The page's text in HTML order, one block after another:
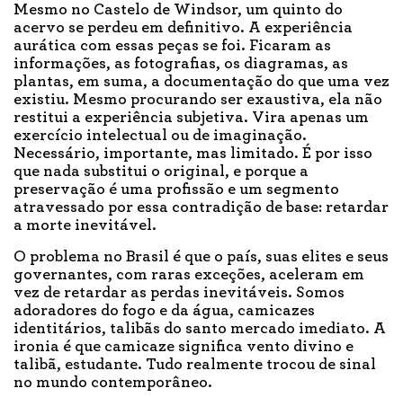
Mesmo no Castelo de Windsor, um quinto do
acervo se perdeu em definitivo. A experiência
aurática com essas peças se foi. Ficaram as
informações, as fotografias, os diagramas, as
plantas, em suma, a documentação do que uma vez
existiu. Mesmo procurando ser exaustiva, ela não
restitui a experiência subjetiva. Vira apenas um
exercício intelectual ou de imaginação.
Necessário, importante, mas limitado. É por isso
que nada substitui o original, e porque a
preservação é uma profissão e um segmento
atravessado por essa contradição de base: retardar
a morte inevitável.
O problema no Brasil é que o país, suas elites e seus
governantes, com raras exceções, aceleram em
vez de retardar as perdas inevitáveis. Somos
adoradores do fogo e da água, camicazes
identitários, talibãs do santo mercado imediato. A
ironia é que camicaze significa vento divino e
talibã, estudante. Tudo realmente trocou de sinal
no mundo contemporâneo.